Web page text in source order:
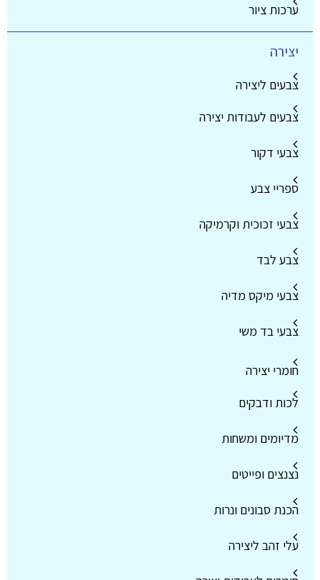
ערכות ציור
יצירה
צבעים ליצירה
צבעים לעבודות יצירה
צבעי דקור
ספריי צבע
צבעי זכוכית וקרמיקה
צבע לבד
צבעי מיקס מדיה
צבעי בד משי
חומרי יצירה
לכות ודבקים
מדיומים ומשחות
נצנצים ופייטים
הכנת סבונים ונרות
עלי זהב ליצירה